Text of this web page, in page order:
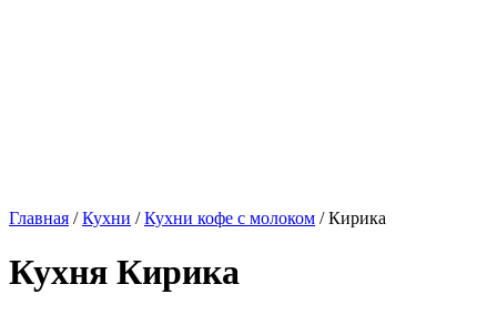
Главная /Кухни /Кухни кофе с молоком / Кирика
Кухня Кирика